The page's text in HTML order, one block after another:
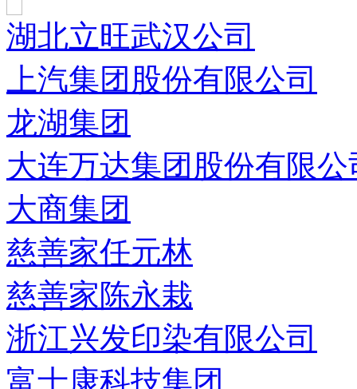
湖北立旺武汉公司
上汽集团股份有限公司
龙湖集团
大连万达集团股份有限公
大商集团
慈善家任元林
慈善家陈永栽
浙江兴发印染有限公司
富士康科技集团